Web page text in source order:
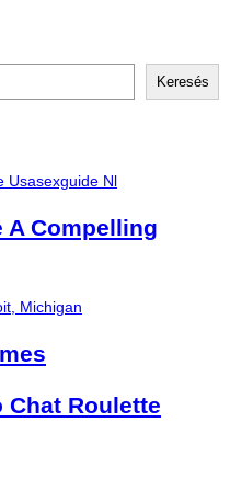
Keresés
Usasexguide Nl
A Compelling
Michigan
Roulette